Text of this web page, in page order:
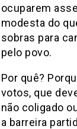
ocuparem
modesta do
sobras para
pelo povo.
Por quê?
votos, que
não coligado
a barreira